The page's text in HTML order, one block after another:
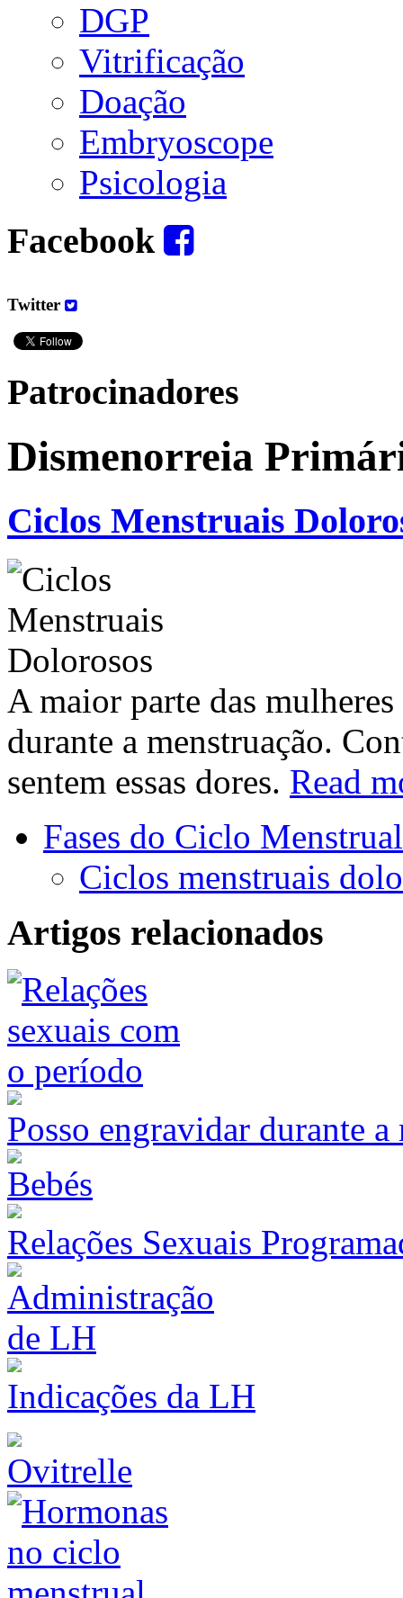
DGP
Vitrificação
Doação
Embryoscope
Psicologia
Facebook
Twitter
Patrocinadores
Dismenorreia
Ciclos Menstruais
A maior parte das
durante a menstruação.
sentem essas dores. Read
Fases do Ciclo Menstrual
Ciclos menstruais
Artigos relacionados
Posso engravidar durante a
Relações Sexuais
Indicações da LH
Ovitrelle